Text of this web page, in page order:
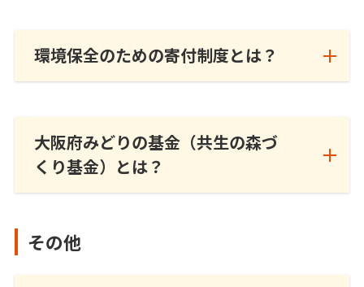
環境保全のための寄付制度とは？
大阪府みどりの基金（共生の森づ
くり基金）とは？
その他